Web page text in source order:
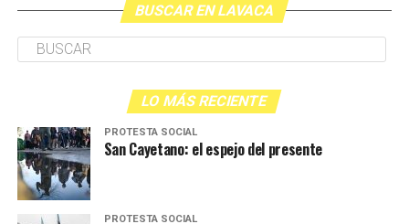
BUSCAR EN LAVACA
LO MÁS RECIENTE
PROTESTA SOCIAL
San Cayetano: el espejo del presente
PROTESTA SOCIAL